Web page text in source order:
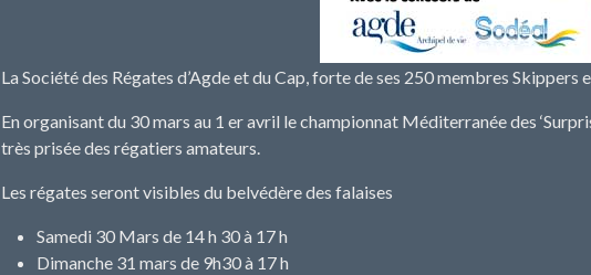
La Société des Régates d’Agde et du Cap, forte de ses 250 membres Skippers
En organisant du 30 mars au 1 er avril le championnat Méditerranée des
très prisée des régatiers amateurs.
Les régates seront visibles du belvédère des falaises
Samedi 30 Mars de 14 h 30 à 17 h
Dimanche 31 mars de 9h30 à 17 h